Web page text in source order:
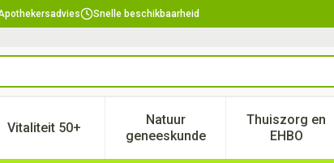
Snelle beschikbaarheid
categorie
en vitamines categorie
voor Zwangerschap en kinderen categorie
Vitaliteit 50+Toon submenu voor Vitaliteit 50+ categorie
Natuur
geneeskunde
Toon submenu voor Natuur
Thuiszorg en
EHBO
Toon